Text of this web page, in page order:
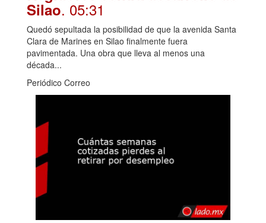
Silao. 05:31
Quedó sepultada la posibilidad de que la avenida Santa
Clara de Marines en Silao finalmente fuera
pavimentada. Una obra que lleva al menos una
década...
Periódico Correo